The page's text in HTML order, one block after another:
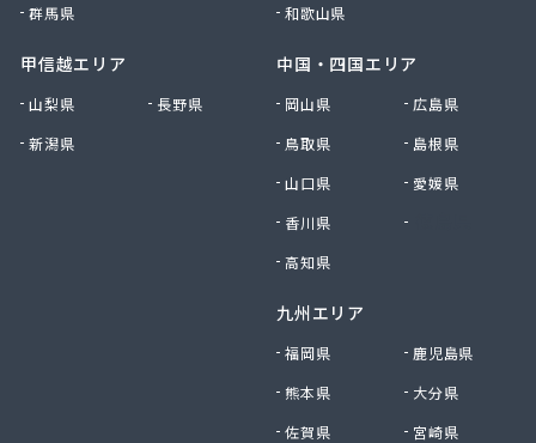
橋商店
玉造ガス協同組合
錦織商事(株)
群馬県
甲信越エリア
山梨県
長野県
新潟県
和歌山県
中国・四国エリア
岡山県
広島県
鳥取県
島根県
山口県
愛媛県
香川県
高知県
九州エリア
福岡県
鹿児島県
熊本県
大分県
佐賀県
宮崎県